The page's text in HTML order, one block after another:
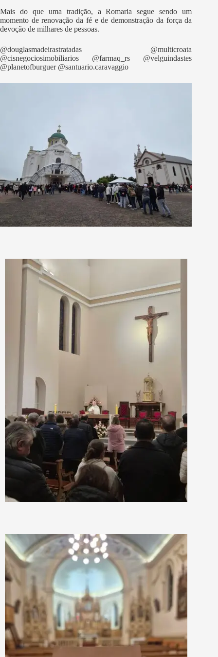
Mais do que uma tradição, a Romaria segue sendo um
momento de renovação da fé e de demonstração da força da
devoção de milhares de pessoas.
@douglasmadeirastratadas @multicroata
@cisnegociosimobiliarios @farmaq_rs @velguindastes
@planetofburguer @santuario.caravaggio